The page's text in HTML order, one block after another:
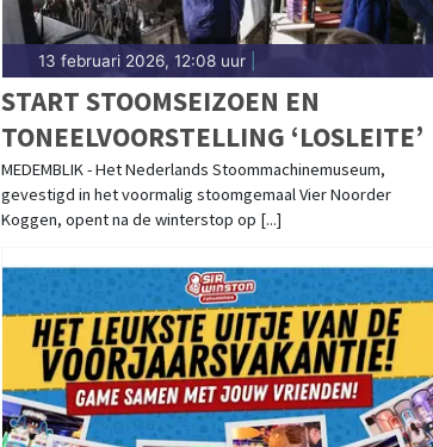
13 februari 2026, 12:08 uur|
START STOOMSEIZOEN EN
TONEELVOORSTELLING ‘LOSLEITE’
MEDEMBLIK - Het Nederlands Stoommachinemuseum,
gevestigd in het voormalig stoomgemaal Vier Noorder
Koggen, opent na de winterstop op [...]